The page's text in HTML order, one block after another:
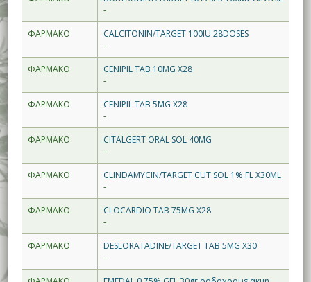
-
ΦΑΡΜΑΚΟ
CALCITONIN/TARGET 100IU 28DOSES
-
ΦΑΡΜΑΚΟ
CENIPIL TAB 10MG X28
-
ΦΑΡΜΑΚΟ
CENIPIL TAB 5MG X28
-
ΦΑΡΜΑΚΟ
CITALGERT ORAL SOL 40MG
-
ΦΑΡΜΑΚΟ
CLINDAMYCIN/TARGET CUT SOL 1% FL X30ML
-
ΦΑΡΜΑΚΟ
CLOCARDIO TAB 75MG X28
-
ΦΑΡΜΑΚΟ
DESLORATADINE/TARGET TAB 5MG X30
-